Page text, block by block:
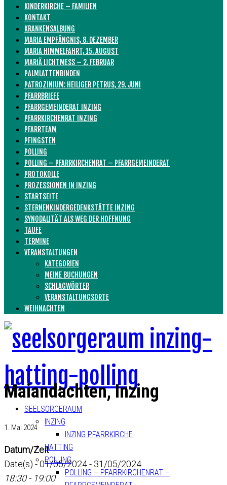
KINDERKIRCHE – FAMILIEN
KONTAKT
KRANKENSALBUNG
MARIA EMPFÄNGNIS, 8. DEZEMBER
MARIA HIMMELFAHRT, 15. AUGUST
MARIÄ LICHTMESS – 2. FEBRUAR
PALMLATTENBINDEN
PATROZINIUM: HEILIGER PETRUS, 29. JUNI
PFARRBRIEFE
PFARRGEMEINDERAT INZING
PFARRKIRCHENRAT INZING
PFARRTEAM
PFINGSTEN
POLLING
POLLING – PFARRKIRCHENRAT – PFARRGEMEINDERAT
PROTOKOLLE
PROZESSIONEN IN INZING
STARTSEITE
STERNENKINDERGEDENKSTÄTTE INZING
SYNODALITÄT ALS WEG DER HOFFNUNG
TAUFE
TERMINE
VERANSTALTUNGEN
KATEGORIEN
MEINE BUCHUNGEN
SCHLAGWÖRTER
VERANSTALTUNGSORTE
WEIHNACHTEN
SEELSORGERAUM
INZING
INZING PFARRKIRCHE
HATTING
POLLING
POLLING – PFARRKIRCHENRAT –
Maiandachten, Inzing
1. Mai 2024
Datum/Zeit
Date(s) - 01/05/2024 - 31/05/2024
18:30 - 19:00